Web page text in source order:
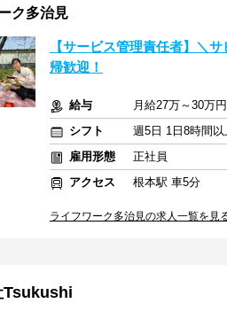
ク多治見
【サービス管理責任者】＼
帰歓迎！
給与
月給27万～30万円
シフト
週5日 1日8時間以
雇用形態
正社員
アクセス
根本駅 車5分
ライフワーク多治見の求人一覧を見
Tsukushi